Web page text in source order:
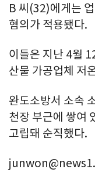
B 씨(32)에게는
혐의가 적용됐다.
이들은 지난 4월
산물 가공업체 저
완도소방서 소속
천장 부근에 쌓여
고립돼 순직했다.